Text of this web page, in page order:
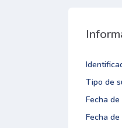
Tipo de
Fecha de
Fecha